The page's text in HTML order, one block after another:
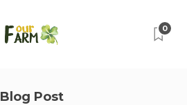
0
Blog Post